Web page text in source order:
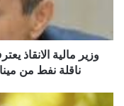
من
ناقلة نفط من
حظك